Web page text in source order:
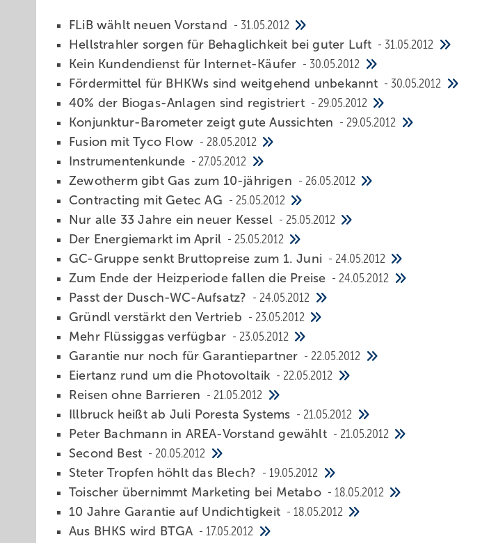
FLiB wählt neuen Vorstand
31.05.2012
Hellstrahler sorgen für Behaglichkeit bei guter Luft
31.05.2012
Kein Kundendienst für Internet-Käufer
30.05.2012
Fördermittel für BHKWs sind weitgehend unbekannt
30.05.2012
40% der Biogas-Anlagen sind registriert
29.05.2012
Konjunktur-Barometer zeigt gute Aussichten
29.05.2012
Fusion mit Tyco Flow
28.05.2012
Instrumentenkunde
27.05.2012
Zewotherm gibt Gas zum 10-jährigen
26.05.2012
Contracting mit Getec AG
25.05.2012
Nur alle 33 Jahre ein neuer Kessel
25.05.2012
Der Energiemarkt im April
25.05.2012
GC-Gruppe senkt Bruttopreise zum 1. Juni
24.05.2012
Zum Ende der Heizperiode fallen die Preise
24.05.2012
Passt der Dusch-WC-Aufsatz?
24.05.2012
Gründl verstärkt den Vertrieb
23.05.2012
Mehr Flüssiggas verfügbar
23.05.2012
Garantie nur noch für Garantiepartner
22.05.2012
Eiertanz rund um die Photovoltaik
22.05.2012
Reisen ohne Barrieren
21.05.2012
Illbruck heißt ab Juli Poresta Systems
21.05.2012
Peter Bachmann in AREA-Vorstand gewählt
21.05.2012
Second Best
20.05.2012
Steter Tropfen höhlt das Blech?
19.05.2012
Toischer übernimmt Marketing bei Metabo
18.05.2012
10 Jahre Garantie auf Undichtigkeit
18.05.2012
Aus BHKS wird BTGA
17.05.2012